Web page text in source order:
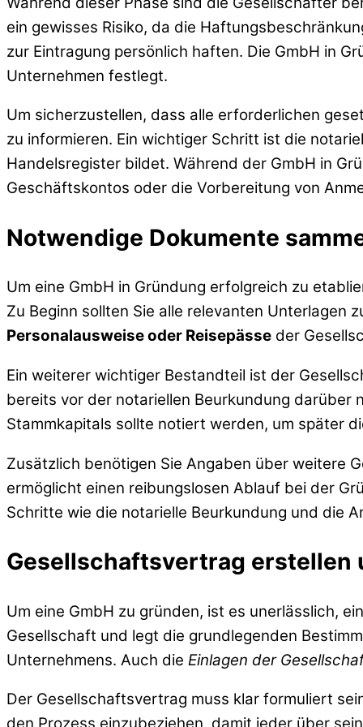
ein gewisses Risiko, da die
zur Eintragung persönlich haften. Die GmbH in
Unternehmen festlegt.
Um sicherzustellen, dass alle erforderlichen
zu informieren. Ein wichtiger Schritt ist die
Handelsregister bildet. Während der GmbH in
Geschäftskontos oder die Vorbereitung von
Notwendige Dokumente
Um eine GmbH in Gründung erfolgreich zu
Zu Beginn sollten Sie alle relevanten Unterlagen
Personalausweise oder Reisepässe der
Ein weiterer wichtiger Bestandteil ist der
bereits vor der notariellen Beurkundung darüber
Stammkapitals sollte notiert werden, um später
Zusätzlich benötigen Sie Angaben über weitere
ermöglicht einen reibungslosen Ablauf bei der
Schritte wie die notarielle Beurkundung und die
Gesellschaftsvertrag erstellen
Um eine GmbH zu gründen, ist es unerlässlich,
Gesellschaft und legt die grundlegenden
Unternehmens. Auch die Einlagen der
Der Gesellschaftsvertrag muss klar formuliert